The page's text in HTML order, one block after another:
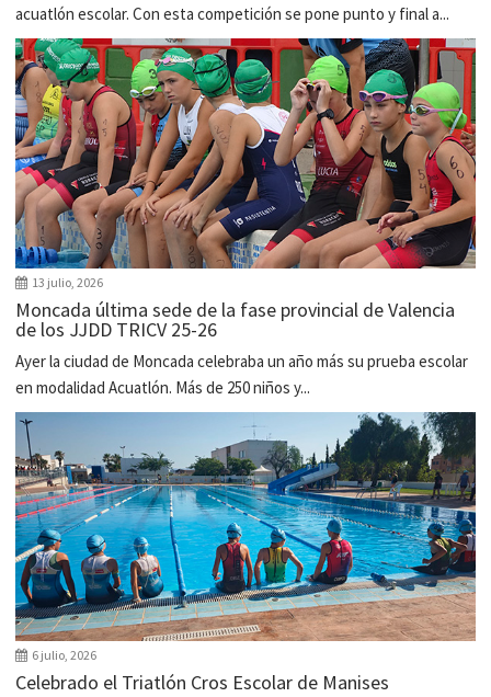
acuatlón escolar. Con esta competición se pone punto y final a...
13 julio, 2026
Moncada última sede de la fase provincial de Valencia
de los JJDD TRICV 25-26
Ayer la ciudad de Moncada celebraba un año más su prueba escolar
en modalidad Acuatlón. Más de 250 niños y...
6 julio, 2026
Celebrado el Triatlón Cros Escolar de Manises